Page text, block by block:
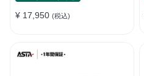
¥ 17,950 (税込)